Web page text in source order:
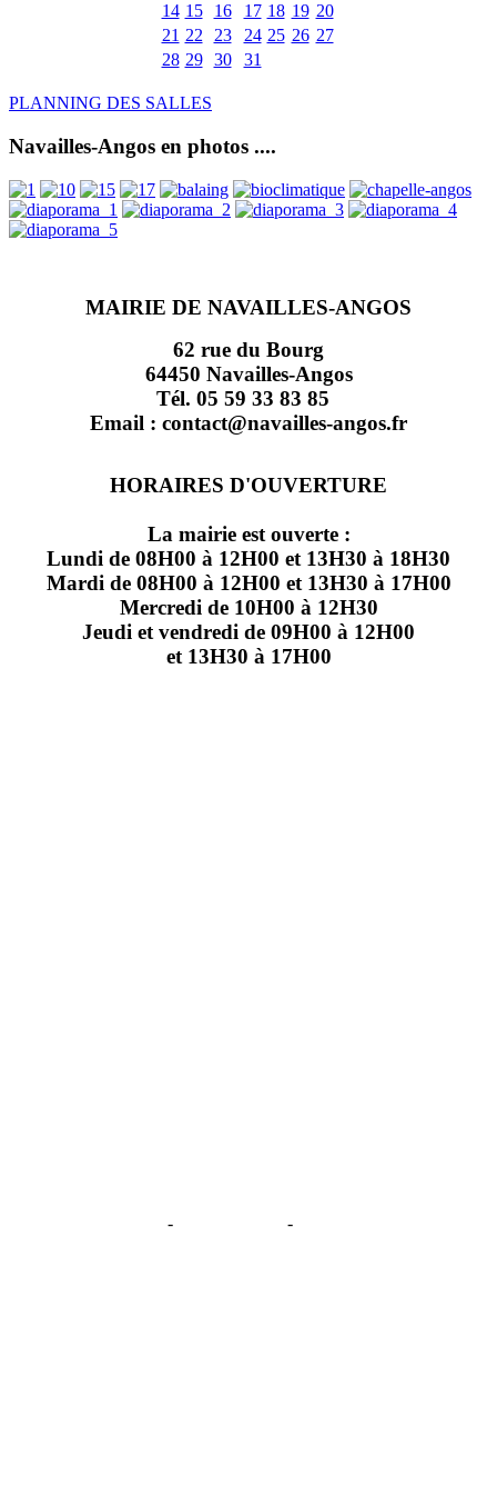
14 15 16 17 18 19 20
21 22 23 24 25 26 27
28 29 30 31
PLANNING DES SALLES
Navailles-Angos en photos ....
MAIRIE DE NAVAILLES-ANGOS
62 rue du Bourg
64450 Navailles-Angos
Tél. 05 59 33 83 85
Email : contact@navailles-angos.fr
HORAIRES D'OUVERTURE
La mairie est ouverte :
Lundi de 08H00 à 12H00 et 13H30 à 18H30
Mardi de 08H00 à 12H00 et 13H30 à 17H00
Mercredi de 10H00 à 12H30
Jeudi et vendredi de 09H00 à 12H00
et 13H30 à 17H00
- -